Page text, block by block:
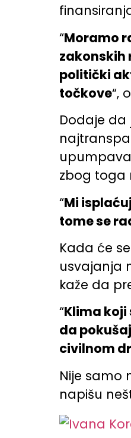
“Moramo
zakonskih
politički
točkove“,
Dodaje
zbog toga
“Mi
tome se
Kada će
usvajanja
kaže da
“Klima
da
civilnom
Nije samo
napišu